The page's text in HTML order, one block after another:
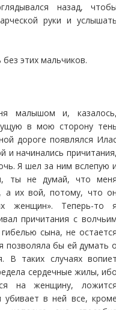
назад,
руки и
этих мальчиков.
малышом и,
в мою сторону
дороге появлялся
и начинались
Я шел за ним вслепую
ты не думай, что
а их вой, потому, что
женщин». Теперь-то
причитания с
сына, не
позволяла бы ей думать
В таких случаях
сердечные жилы,
на женщину,
в ней все,